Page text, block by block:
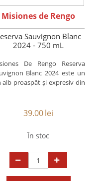
Misiones de Rengo
Sauvignon Blanc
2024 - 750 mL
De Rengo Reserva
Blanc 2024 este un
alb proaspăt și expresiv din
39.00lei
În stoc